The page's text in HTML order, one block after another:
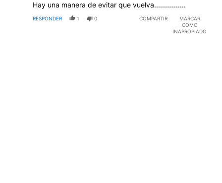
Hay una manera de evitar que vuelva................
RESPONDER 1 0 COMPARTIR
MARCAR
COMO
INAPROPIADO